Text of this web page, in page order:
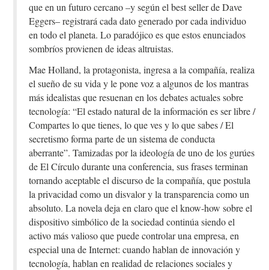
que en un futuro cercano –y según el best seller de Dave
Eggers– registrará cada dato generado por cada individuo
en todo el planeta. Lo paradójico es que estos enunciados
sombríos provienen de ideas altruistas.
Mae Holland, la protagonista, ingresa a la compañía, realiza
el sueño de su vida y le pone voz a algunos de los mantras
más idealistas que resuenan en los debates actuales sobre
tecnología: “El estado natural de la información es ser libre /
Compartes lo que tienes, lo que ves y lo que sabes / El
secretismo forma parte de un sistema de conducta
aberrante”. Tamizadas por la ideología de uno de los gurúes
de El Círculo durante una conferencia, sus frases terminan
tornando aceptable el discurso de la compañía, que postula
la privacidad como un disvalor y la transparencia como un
absoluto. La novela deja en claro que el know-how sobre el
dispositivo simbólico de la sociedad continúa siendo el
activo más valioso que puede controlar una empresa, en
especial una de Internet: cuando hablan de innovación y
tecnología, hablan en realidad de relaciones sociales y